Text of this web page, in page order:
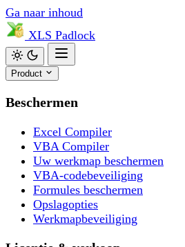
Ga naar inhoud
XLS Padlock
Product
Beschermen
Excel Compiler
VBA Compiler
Uw werkmap beschermen
VBA-codebeveiliging
Formules beschermen
Opslagopties
Werkmapbeveiliging